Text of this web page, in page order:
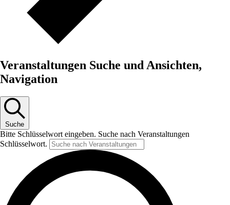
Veranstaltungen Suche und Ansichten,
Navigation
Suche
Bitte Schlüsselwort eingeben. Suche nach Veranstaltungen
Schlüsselwort.